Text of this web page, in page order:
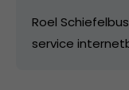
Roel
service